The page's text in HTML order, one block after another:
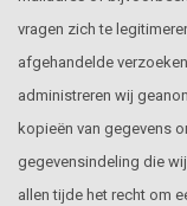
vragen zich te
afgehandelde
administreren wij
kopieën van gegevens
gegevensindeling die
allen tijde het recht om